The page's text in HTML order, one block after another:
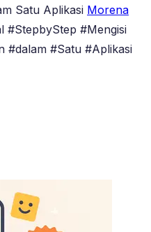
Satu Aplikasi Morena
#StepbyStep #Mengisi
#dalam #Satu #Aplikasi